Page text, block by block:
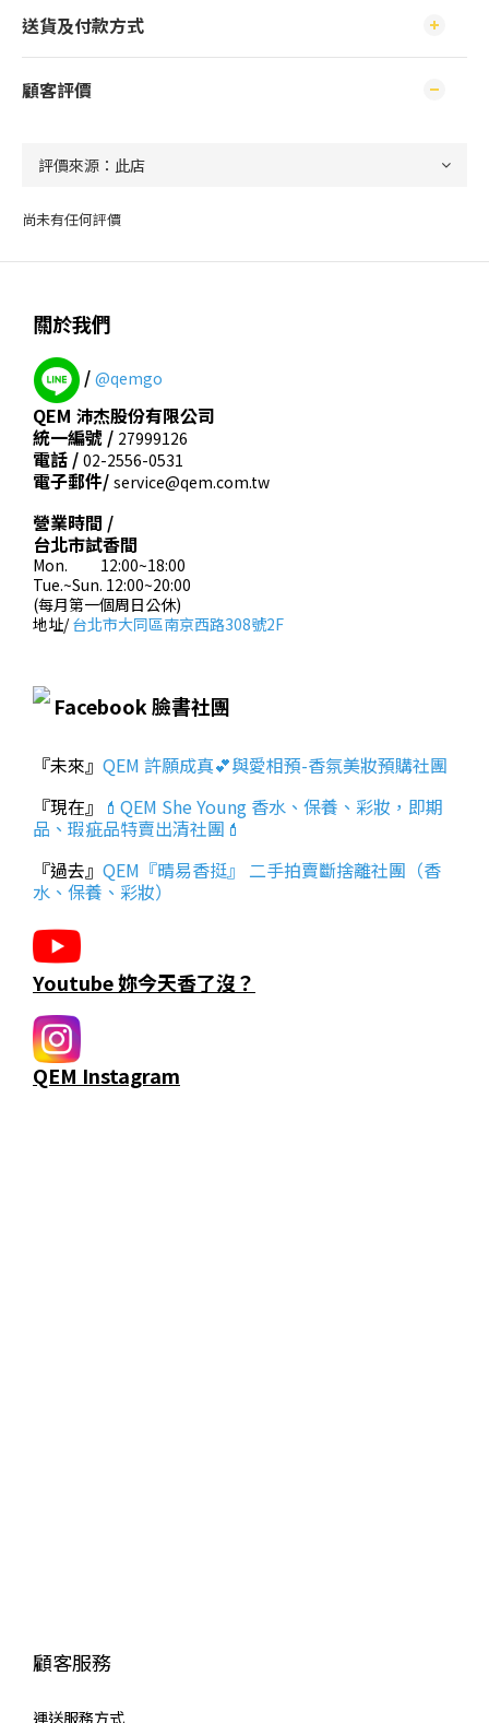
送貨及付款方式
顧客評價
尚未有任何評價
關於我們
/ @qemgo
QEM 沛杰股份有限公司
統一編號 / 27999126
電話 / 02-2556-0531
電子郵件/ service@qem.com.tw
營業時間 /
台北市試香間
Mon. 12:00~18:00
Tue.~Sun. 12:00~20:00
(每月第一個周日公休)
地址/台北市大同區南京西路308號2F
Facebook 臉書社團
『未來』 QEM 許願成真💕與愛相預-香氛美妝預購社團
『現在』 💄QEM She Young 香水、保養、彩妝，即期
品、瑕疵品特賣出清社團💄
『過去』 QEM『晴易香挺』 二手拍賣斷捨離社團（香
水、保養、彩妝）
Youtube 妳今天香了沒？
QEM Instagram
顧客服務
運送服務方式